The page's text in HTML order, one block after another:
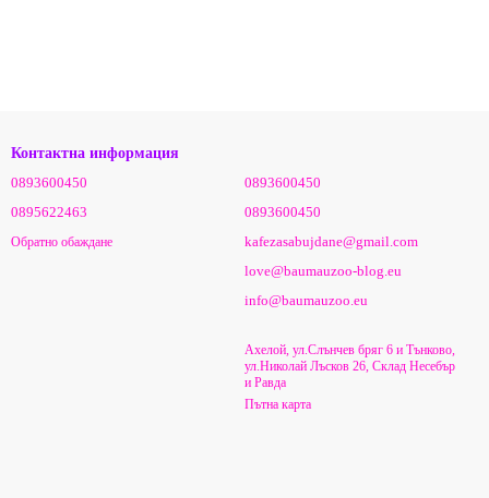
Контактна информация
0893600450
0895622463
Обратно обаждане
0893600450
0893600450
kafezasabujdane@gmail.com
love@baumauzoo-blog.eu
info@baumauzoo.eu
Ахелой, ул.Слънчев бряг 6 и Тънково,
ул.Николай Лъсков 26, Склад Несебър
и Равда
Пътна карта